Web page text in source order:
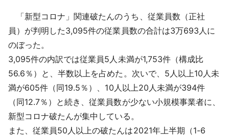
「新型コロナ」関連破たんのうち、従業員数（正社
員）が判明した3,095件の従業員数の合計は3万693人に
のぼった。
3,095件の内訳では従業員5人未満が1,753件（構成比
56.6％）と、半数以上を占めた。次いで、5人以上10人未
満が605件（同19.5％）、10人以上20人未満が394件
（同12.7％）と続き、従業員数が少ない小規模事業者に、
新型コロナ破たんが集中している。
また、従業員50人以上の破たんは2021年上半期（1-6